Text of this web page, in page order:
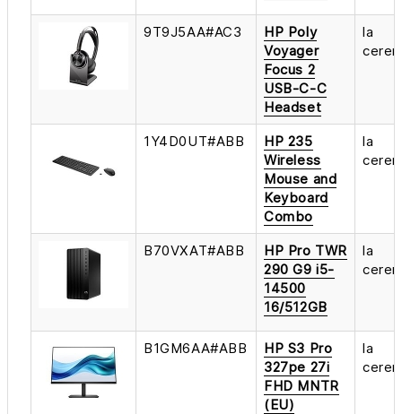
9T9J5AA#AC3
HP Poly
Voyager
Focus 2
USB-C-C
Headset
la
1Y4D0UT#ABB
HP 235
Wireless
Mouse and
Keyboard
Combo
la
B70VXAT#ABB
HP Pro TWR
290 G9 i5-
14500
16/512GB
la
B1GM6AA#ABB
HP S3 Pro
327pe 27i
FHD MNTR
(EU)
la